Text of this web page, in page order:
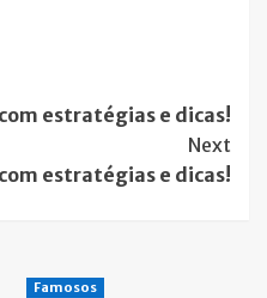
estratégias e dicas!
Next
estratégias e dicas!
Famosos